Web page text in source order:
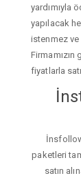
yardımıyla
yapılacak
istenmez ve
fiyatlarla
paketleri
satın